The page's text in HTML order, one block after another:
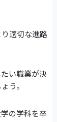
適切な進路
い職業が決
う。
の学科を卒